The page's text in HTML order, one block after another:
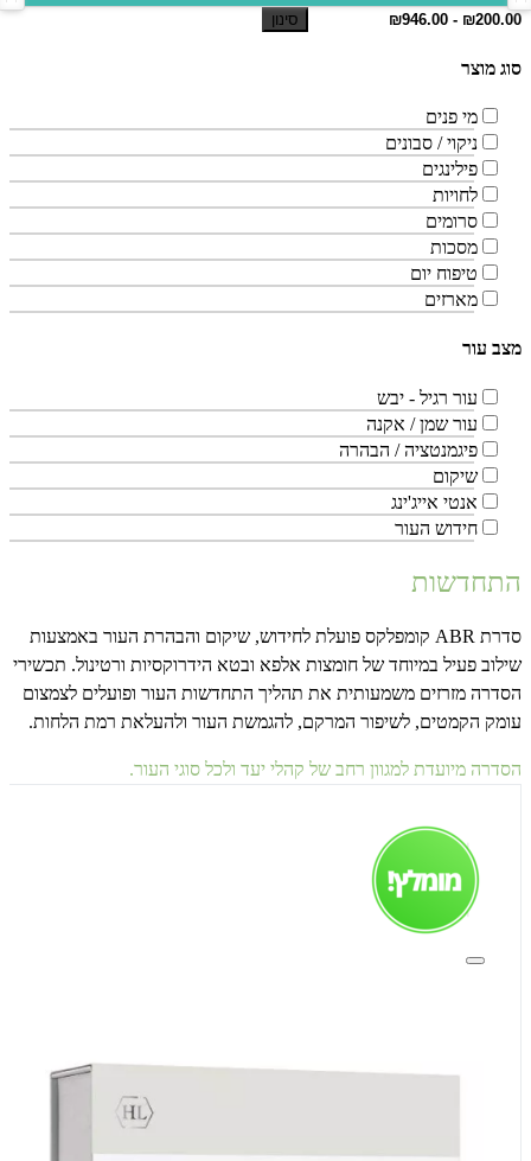
סינון
סוג מוצר
מי פנים
ניקוי / סבונים
פילינגים
לחויות
סרומים
מסכות
טיפוח יום
מארזים
מצב עור
עור רגיל - יבש
עור שמן / אקנה
פיגמנטציה / הבהרה
שיקום
אנטי אייג'ינג
חידוש העור
התחדשות
סדרת ABR קומפלקס פועלת לחידוש, שיקום והבהרת העור באמצעות
שילוב פעיל במיוחד של חומצות אלפא ובטא הידרוקסיות ורטינול. תכשירי
הסדרה מזרזים משמעותית את תהליך התחדשות העור ופועלים לצמצום
עומק הקמטים, לשיפור המרקם, להגמשת העור ולהעלאת רמת הלחות.
הסדרה מיועדת למגוון רחב של קהלי יעד ולכל סוגי העור.